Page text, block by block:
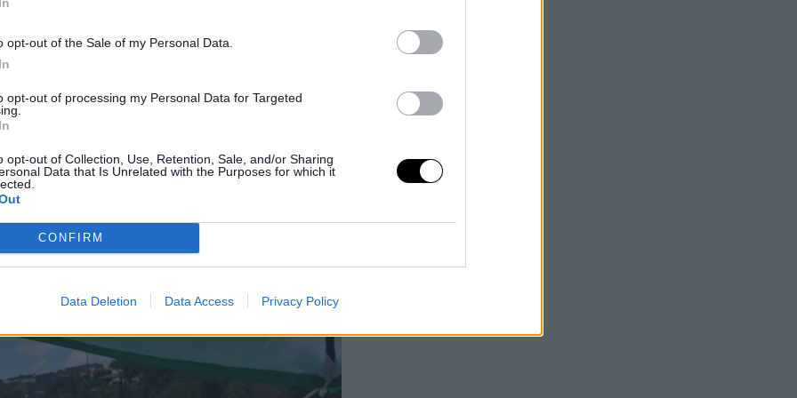
opt-out of the Sale of my Personal Data.
opt-out of processing my Personal Data for Targeted
opt-out of Collection, Use, Retention, Sale, and/or Sharing
Data that Is Unrelated with the Purposes for which it
CONFIRM
Data Deletion Data Access Privacy Policy
ο Κώστα Μπακογιάννης: